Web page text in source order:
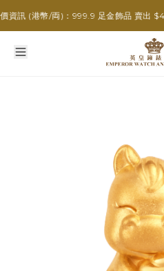
訊 (港幣/両)：999.9 足金飾品 賣出